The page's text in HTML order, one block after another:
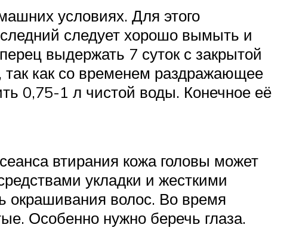
условиях. Для этого
следует хорошо вымыть и
выдержать 7 суток с закрытой
как со временем раздражающее
0,75-1 л чистой воды. Конечное её
втирания кожа головы может
укладки и жесткими
окрашивания волос. Во время
Особенно нужно беречь глаза.